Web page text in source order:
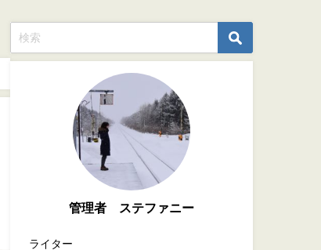
管理者 ステファニー
ライター